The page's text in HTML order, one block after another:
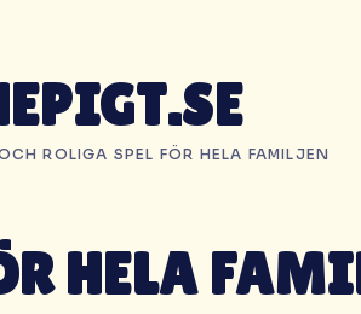
ROLIGA SPEL FÖR HELA FAMILJEN
HELA